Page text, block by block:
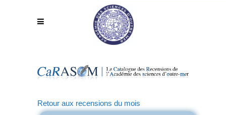
Retour aux recensions du mois